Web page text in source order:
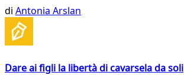
di Antonia Arslan
Dare ai figli la libertà di cavarsela da soli